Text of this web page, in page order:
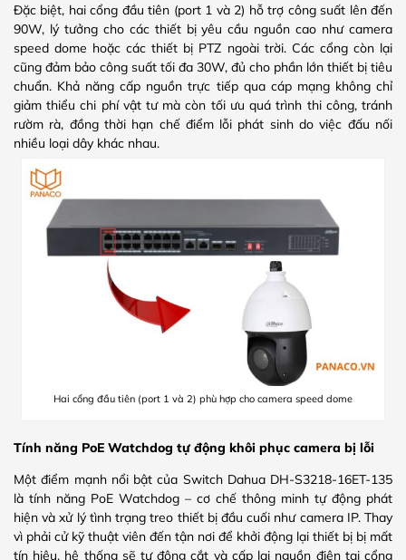
Đặc biệt, hai cổng đầu tiên (port 1 và 2) hỗ trợ công suất lên đến
90W, lý tưởng cho các thiết bị yêu cầu nguồn cao như camera
speed dome hoặc các thiết bị PTZ ngoài trời. Các cổng còn lại
cũng đảm bảo công suất tối đa 30W, đủ cho phần lớn thiết bị tiêu
chuẩn. Khả năng cấp nguồn trực tiếp qua cáp mạng không chỉ
giảm thiểu chi phí vật tư mà còn tối ưu quá trình thi công, tránh
rườm rà, đồng thời hạn chế điểm lỗi phát sinh do việc đấu nối
nhiều loại dây khác nhau.
Hai cổng đầu tiên (port 1 và 2) phù hợp cho camera speed dome
Tính năng PoE Watchdog tự động khôi phục camera bị lỗi
Một điểm mạnh nổi bật của Switch Dahua DH-S3218-16ET-135
là tính năng PoE Watchdog – cơ chế thông minh tự động phát
hiện và xử lý tình trạng treo thiết bị đầu cuối như camera IP. Thay
vì phải cử kỹ thuật viên đến tận nơi để khởi động lại thiết bị bị mất
tín hiệu, hệ thống sẽ tự động cắt và cấp lại nguồn điện tại cổng